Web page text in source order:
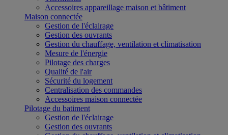
Accessoires appareillage maison et bâtiment
Maison connectée
Gestion de l'éclairage
Gestion des ouvrants
Gestion du chauffage, ventilation et climatisation
Mesure de l'énergie
Pilotage des charges
Qualité de l'air
Sécurité du logement
Centralisation des commandes
Accessoires maison connectée
Pilotage du batiment
Gestion de l'éclairage
Gestion des ouvrants